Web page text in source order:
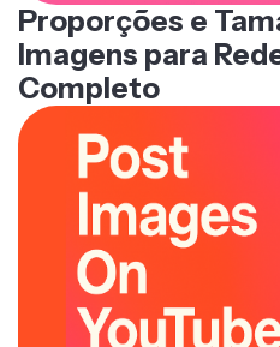
Proporções e
Imagens para
Completo